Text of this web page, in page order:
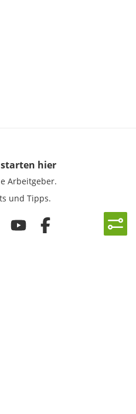
hier
Arbeitgeber.
und Tipps.